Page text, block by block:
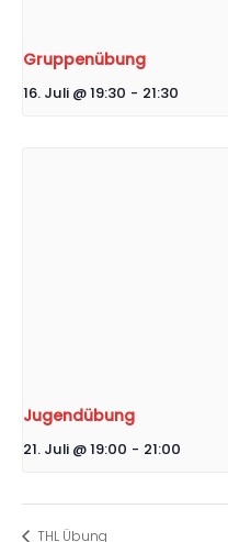
Gruppenübung
16. Juli @ 19:30 - 21:30
Jugendübung
21. Juli @ 19:00 - 21:00
THL Übung